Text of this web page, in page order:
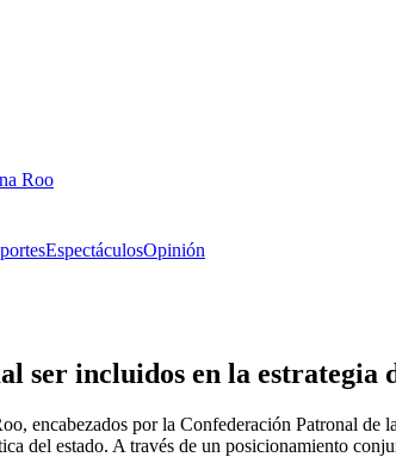
Roo
EspectáculosOpinión
ser incluidos en la
encabezados por la Confederación Patronal
del estado. A través de un posicionamiento